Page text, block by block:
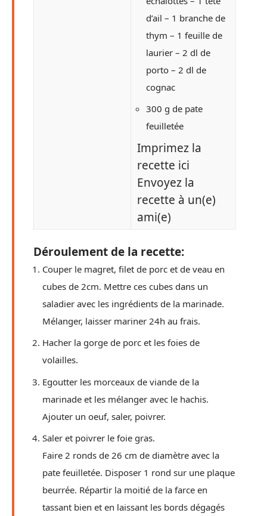
d’ail – 1 branche de
thym – 1 feuille de
laurier – 2 dl de
porto – 2 dl de
cognac
300 g de pate
feuilletée
Imprimez la
recette ici
Envoyez la
recette à un(e)
ami(e)
Déroulement de la recette:
Couper le magret, filet de porc et de veau en
cubes de 2cm. Mettre ces cubes dans un
saladier avec les ingrédients de la marinade.
Mélanger, laisser mariner 24h au frais.
Hacher la gorge de porc et les foies de
volailles.
Egoutter les morceaux de viande de la
marinade et les mélanger avec le hachis.
Ajouter un oeuf, saler, poivrer.
Saler et poivrer le foie gras.
Faire 2 ronds de 26 cm de diamètre avec la
pate feuilletée. Disposer 1 rond sur une plaque
beurrée. Répartir la moitié de la farce en
tassant bien et en laissant les bords dégagés